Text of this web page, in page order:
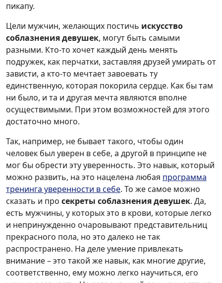
пикапу.
Цели мужчин, желающих постичь искусство
соблазнения девушек, могут быть самыми
разными. Кто-то хочет каждый день менять
подружек, как перчатки, заставляя друзей умирать от
зависти, а кто-то мечтает завоевать ту
единственную, которая покорила сердце. Как бы там
ни было, и та и другая мечта являются вполне
осуществимыми. При этом возможностей для этого
достаточно много.
Так, например, не бывает такого, чтобы один
человек был уверен в себе, а другой в принципе не
мог бы обрести эту уверенность. Это навык, который
можно развить, на это нацелена любая программа
тренинга уверенности в себе. То же самое можно
сказать и про секреты соблазнения девушек. Да,
есть мужчины, у которых это в крови, которые легко
и непринужденно очаровывают представительниц
прекрасного пола, но это далеко не так
распространено. На деле умение привлекать
внимание – это такой же навык, как многие другие,
соответственно, ему можно легко научиться, его